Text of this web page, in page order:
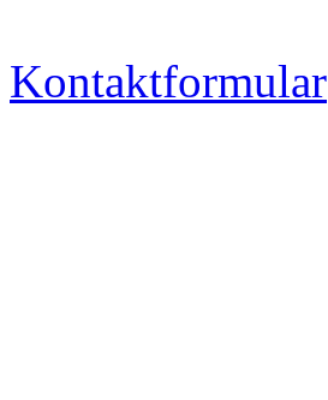
Kontaktformular